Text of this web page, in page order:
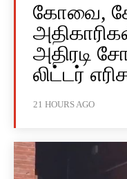
கோவை,
அதிரடி
லிட்டர்
21 HOURS AGO